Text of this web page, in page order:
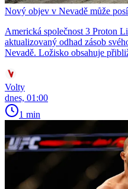
Nový objev v Nevadě může
Americká společnost 3 Proton
aktualizovaný odhad zásob
Nevadě. Ložisko obsahuje
Volty
dnes, 01:00
1 min